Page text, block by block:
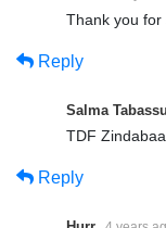
Thank you for
Reply
Salma
TDF
Reply